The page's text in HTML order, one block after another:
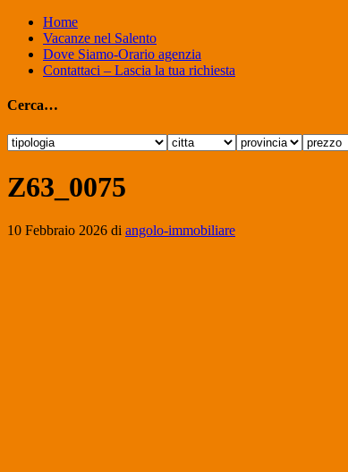
Home
Vacanze nel Salento
Dove Siamo-Orario agenzia
Contattaci – Lascia la tua richiesta
Cerca…
Z63_0075
10 Febbraio 2026 di angolo-immobiliare